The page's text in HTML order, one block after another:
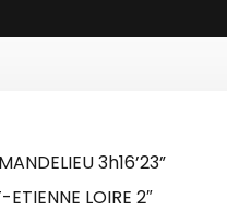
3h16’23”
LOIRE 2″